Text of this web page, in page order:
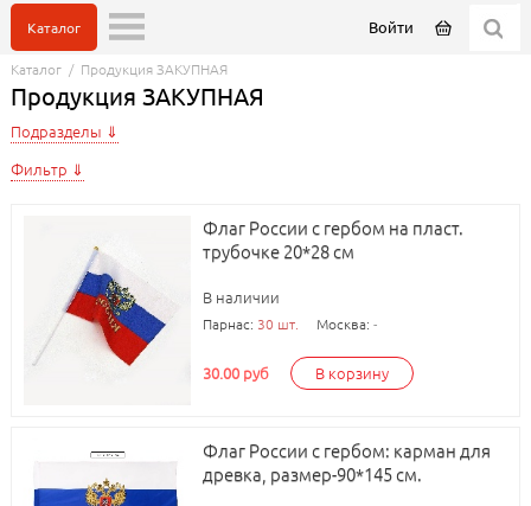
Войти
Каталог
Каталог/ Продукция ЗАКУПНАЯ
Продукция ЗАКУПНАЯ
Подразделы
Фильтр
Флаг России с гербом на пласт.
трубочке 20*28 см
В наличии
Парнас: 30 шт. Москва: -
30.00 руб В корзину
Флаг России с гербом: карман для
древка, размер-90*145 см.